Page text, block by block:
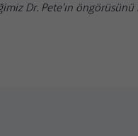
Dr. Pete'ın öngörüsünü